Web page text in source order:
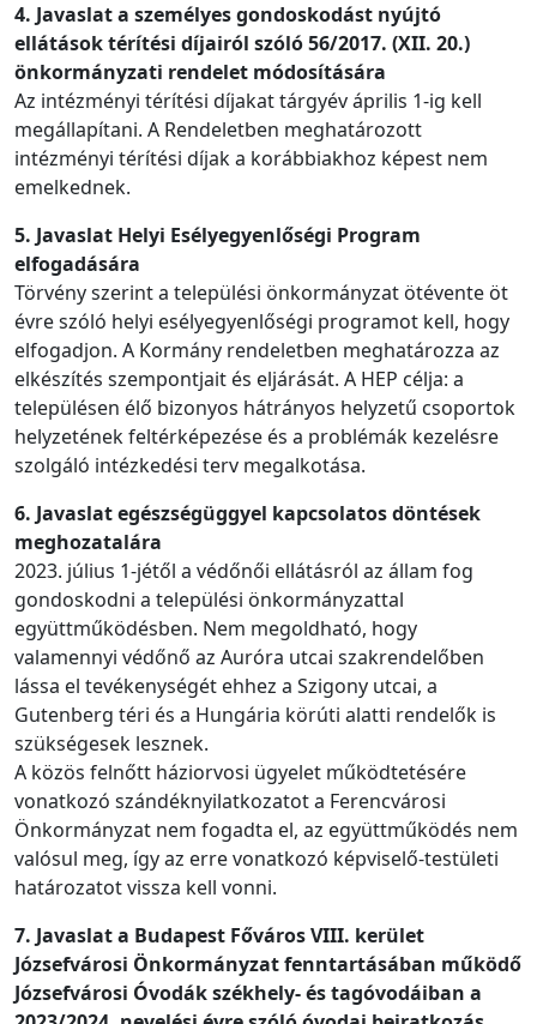
4. Javaslat a személyes gondoskodást nyújtó
ellátások térítési díjairól szóló 56/2017. (XII. 20.)
önkormányzati rendelet módosítására
Az intézményi térítési díjakat tárgyév április 1-ig kell
megállapítani. A Rendeletben meghatározott
intézményi térítési díjak a korábbiakhoz képest nem
emelkednek.
5. Javaslat Helyi Esélyegyenlőségi Program
elfogadására
Törvény szerint a települési önkormányzat ötévente öt
évre szóló helyi esélyegyenlőségi programot kell, hogy
elfogadjon. A Kormány rendeletben meghatározza az
elkészítés szempontjait és eljárását. A HEP célja: a
településen élő bizonyos hátrányos helyzetű csoportok
helyzetének feltérképezése és a problémák kezelésre
szolgáló intézkedési terv megalkotása.
6. Javaslat egészségüggyel kapcsolatos döntések
meghozatalára
2023. július 1-jétől a védőnői ellátásról az állam fog
gondoskodni a települési önkormányzattal
együttműködésben. Nem megoldható, hogy
valamennyi védőnő az Auróra utcai szakrendelőben
lássa el tevékenységét ehhez a Szigony utcai, a
Gutenberg téri és a Hungária körúti alatti rendelők is
szükségesek lesznek.
A közös felnőtt háziorvosi ügyelet működtetésére
vonatkozó szándéknyilatkozatot a Ferencvárosi
Önkormányzat nem fogadta el, az együttműködés nem
valósul meg, így az erre vonatkozó képviselő-testületi
határozatot vissza kell vonni.
7. Javaslat a Budapest Főváros VIII. kerület
Józsefvárosi Önkormányzat fenntartásában működő
Józsefvárosi Óvodák székhely- és tagóvodáiban a